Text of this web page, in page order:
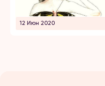
12 Июн 2020